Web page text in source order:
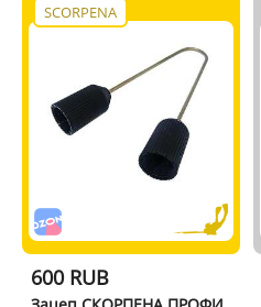
SCORPENA
600 RUB